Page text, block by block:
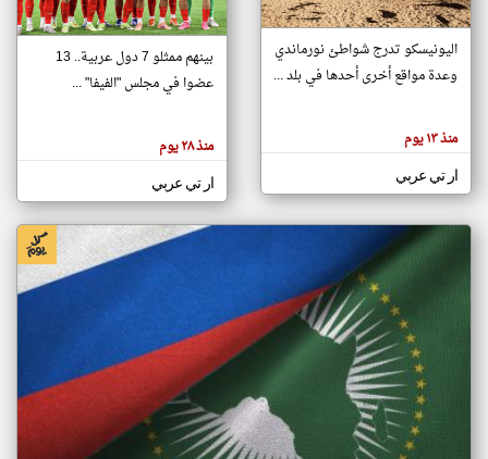
تغيير الدولة
اخبار جزر القمر على مدار الساعة
أهم اخبار جزر القمر العاجلة والمباشرة
هنا عن
وجهة
كاتبيها.
اليونيسكو تدرج شواطئ نورماندي
وعدة مواقع أخرى أحدها في بلد ...
منذ ١٣ يوم
ار تي عربي
بينهم ممثلو 7 دول عربية.. 13
عضوا في مجلس "الفيفا" ...
منذ ٢٨ يوم
ار تي عربي
klyoum.com